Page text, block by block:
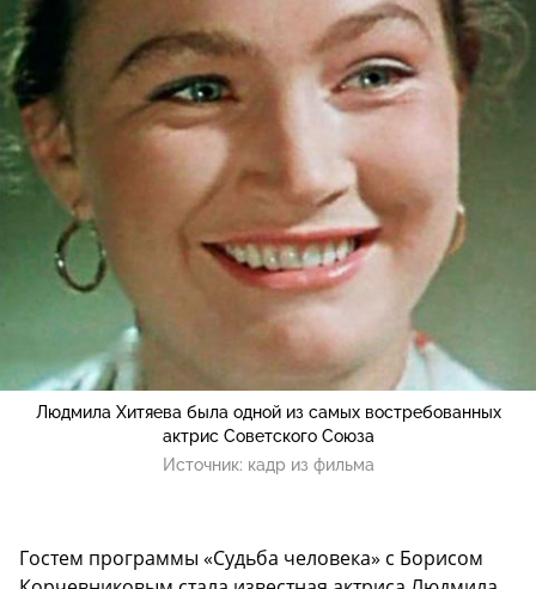
Людмила Хитяева была одной из самых востребованных
актрис Советского Союза
Источник: кадр из фильма
Гостем программы «Судьба человека» с Борисом